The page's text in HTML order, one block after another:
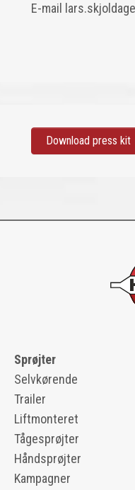
E-mail
Download press kit
Sprøjter
Selvkørende
Trailer
Liftmonteret
Tågesprøjter
Håndsprøjter
Kampagner